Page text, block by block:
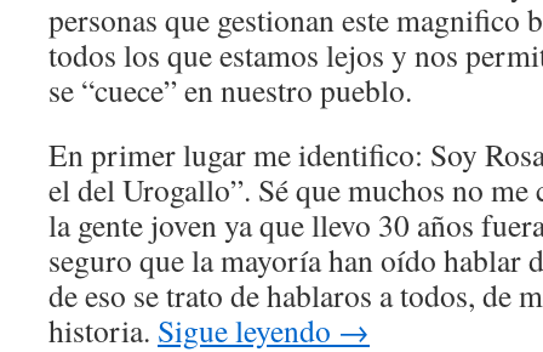
personas que gestionan este magnifico
todos los que estamos lejos y nos
se “cuece” en nuestro pueblo.
En primer lugar me identifico: Soy
el del Urogallo”. Sé que muchos no
la gente joven ya que llevo 30 años
seguro que la mayoría han oído hablar
de eso se trato de hablaros a todos, de
historia. Sigue leyendo →